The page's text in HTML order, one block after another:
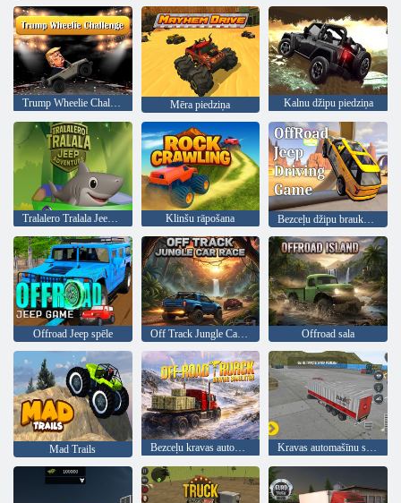
Trump Wheelie Challenge Mēra piedziņa Kalnu džipu piedziņa
Tralalero Tralala Jeep piedzīvojums Klinšu rāpošana Bezceļu džipu braukšanas spēle
Offroad Jeep spēle Off Track Jungle Car Race Offroad sala
Mad Trails Bezceļu kravas automašīnu braukšanas simulators Kravas automašīnu simulators 17